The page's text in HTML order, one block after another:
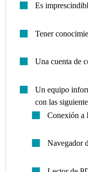
Es
Tener
Una cuenta de
Un equipo
con las
Conexión a
Navegador